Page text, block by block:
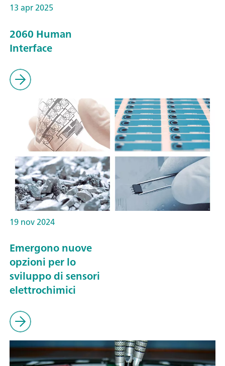
13 apr 2025
2060 Human
Interface
19 nov 2024
Emergono nuove
opzioni per lo
sviluppo di sensori
elettrochimici